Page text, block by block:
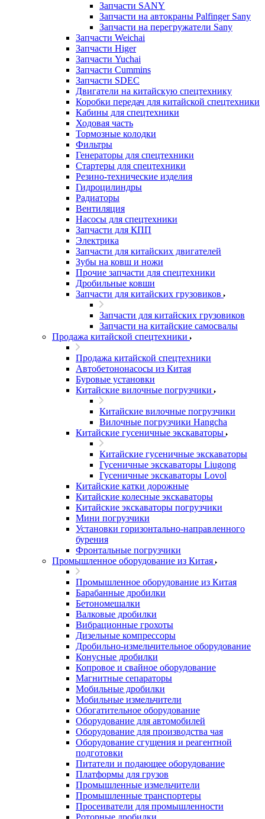
Запчасти SANY
Запчасти на автокраны Palfinger Sany
Запчасти на перегружатели Sany
Запчасти Weichai
Запчасти Higer
Запчасти Yuchai
Запчасти Cummins
Запчасти SDEC
Двигатели на китайскую спецтехнику
Коробки передач для китайской спецтехники
Кабины для спецтехники
Ходовая часть
Тормозные колодки
Фильтры
Генераторы для спецтехники
Стартеры для спецтехники
Резино-технические изделия
Гидроцилиндры
Радиаторы
Вентиляция
Насосы для спецтехники
Запчасти для КПП
Электрика
Запчасти для китайских двигателей
Зубы на ковш и ножи
Прочие запчасти для спецтехники
Дробильные ковши
Запчасти для китайских грузовиков
Запчасти для китайских грузовиков
Запчасти на китайские самосвалы
Продажа китайской спецтехники
Продажа китайской спецтехники
Автобетононасосы из Китая
Буровые установки
Китайские вилочные погрузчики
Китайские вилочные погрузчики
Вилочные погрузчики Hangcha
Китайские гусеничные экскаваторы
Китайские гусеничные экскаваторы
Гусеничные экскаваторы Liugong
Гусеничные экскаваторы Lovol
Китайские катки дорожные
Китайские колесные экскаваторы
Китайские экскаваторы погрузчики
Мини погрузчики
Установки горизонтально-направленного
бурения
Фронтальные погрузчики
Промышленное оборудование из Китая
Промышленное оборудование из Китая
Барабанные дробилки
Бетономешалки
Валковые дробилки
Вибрационные грохоты
Дизельные компрессоры
Дробильно-измельчительное оборудование
Конусные дробилки
Копровое и свайное оборудование
Магнитные сепараторы
Мобильные дробилки
Мобильные измельчители
Обогатительное оборудование
Оборудование для автомобилей
Оборудование для производства чая
Оборудование сгущения и реагентной
подготовки
Питатели и подающее оборудование
Платформы для грузов
Промышленные измельчители
Промышленные транспортеры
Просеиватели для промышленности
Роторные дробилки